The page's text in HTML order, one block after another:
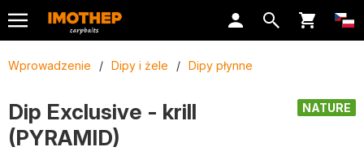
Wprowadzenie / Dipy i żele / Dipy płynne
NATURE
Dip Exclusive - krill
(PYRAMID)